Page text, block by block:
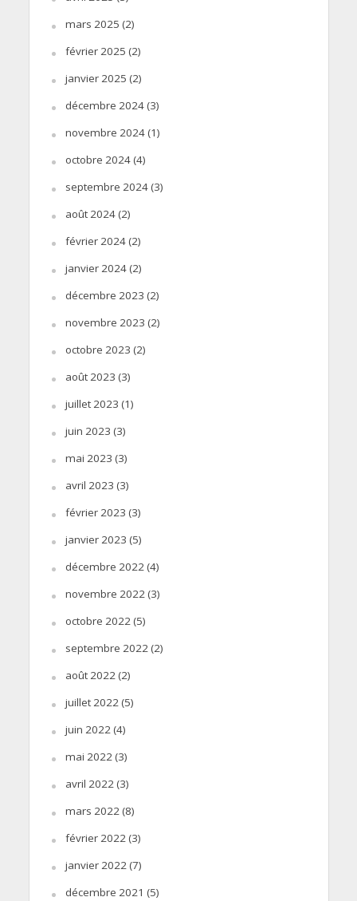
mars 2025 (2)
février 2025 (2)
janvier 2025 (2)
décembre 2024(3)
novembre 2024(1)
octobre 2024(4)
septembre 2024(3)
août 2024(2)
février 2024(2)
janvier 2024(2)
décembre 2023 (2)
novembre 2023 (2)
octobre 2023 (2)
août 2023 (3)
juillet 2023 (1)
juin 2023 (3)
mai 2023 (3)
avril 2023 (3)
février 2023 (3)
janvier 2023 (5)
décembre 2022(4)
novembre 2022(3)
octobre 2022(5)
septembre 2022(2)
août 2022(2)
juillet 2022(5)
juin 2022(4)
mai 2022(3)
avril 2022(3)
mars 2022(8)
février 2022(3)
janvier 2022(7)
décembre 2021 (5)